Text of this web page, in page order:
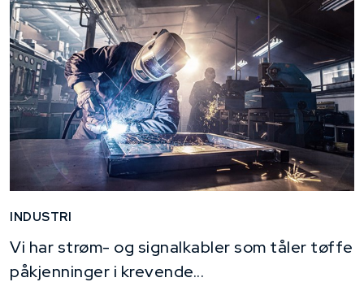
INDUSTRI
Vi har strøm- og signalkabler som tåler tøffe
påkjenninger i krevende...